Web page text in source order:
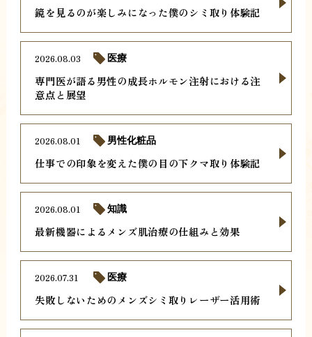
鏡を見るのが楽しみになった僕のシミ取り体験記
専門医が語る男性の成長ホルモン注射における注
意点と展望
2026.08.03 医療
仕事での印象を変えた僕の目の下クマ取り体験記
2026.08.01 男性化粧品
最新機器によるメンズ肌治療の仕組みと効果
2026.08.01 知識
失敗しないためのメンズシミ取りレーザー活用術
2026.07.31 医療